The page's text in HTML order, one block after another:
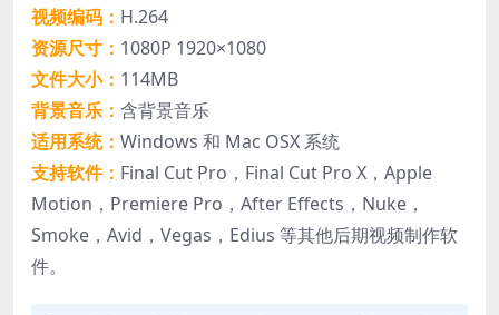
视频编码： H.264
资源尺寸： 1080P 1920×1080
文件大小： 114MB
背景音乐： 含背景音乐
适用系统： Windows 和 Mac OSX 系统
支持软件： Final Cut Pro，Final Cut Pro X，Apple
Motion，Premiere Pro，After Effects，Nuke，
Smoke，Avid，Vegas，Edius 等其他后期视频制作软
件。